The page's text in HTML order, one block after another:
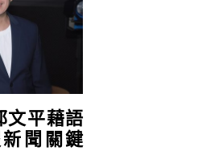
文平藉語
聞關鍵